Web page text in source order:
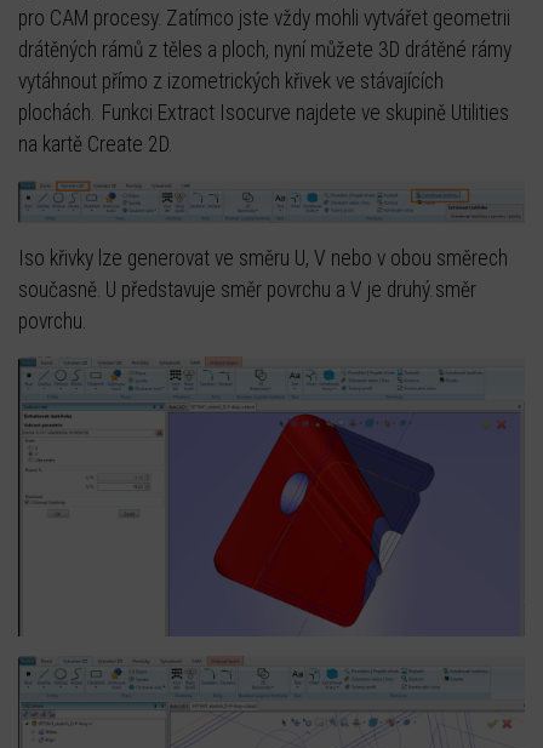
pro CAM procesy. Zatímco jste vždy mohli vytvářet geometrii
drátěných rámů z těles a ploch, nyní můžete 3D drátěné rámy
vytáhnout přímo z izometrických křivek ve stávajících
plochách. Funkci Extract Isocurve najdete ve skupině Utilities
na kartě Create 2D.
Iso křivky lze generovat ve směru U, V nebo v obou směrech
současně. U představuje směr povrchu a V je druhý. směr
povrchu.